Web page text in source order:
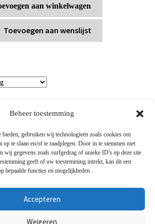
Beheer toestemming
bieden, gebruiken wij technologieën zoals cookies om
op te slaan en/of te raadplegen. Door in te stemmen met
wij gegevens zoals surfgedrag of unieke ID's op deze site
geeft of uw toestemming intrekt, kan dit een
bepaalde functies en mogelijkheden.
Accepteren
Weigeren
aan winkelwagen
Toevoegen aan wenslijst
en retouren-Algemene
-Betaalmethoden-Over ons